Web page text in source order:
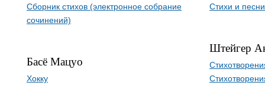
Сборник стихов (электронное собрание
сочинений)
Басё Мацуо
Хокку
Стихи и песни
Штейгер